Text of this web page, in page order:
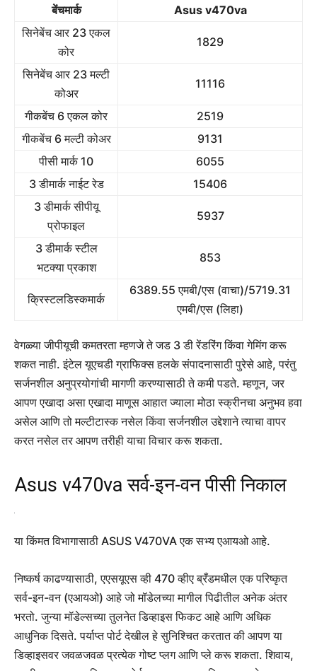
बेंचमार्क
Asus v470va
सिनेबेंच आर 23 एकल
कोर
1829
सिनेबेंच आर 23 मल्टी
कोअर
11116
गीकबेंच 6 एकल कोर
2519
गीकबेंच 6 मल्टी कोअर
9131
पीसी मार्क 10
6055
3 डीमार्क नाईट रेड
15406
3 डीमार्क सीपीयू
प्रोफाइल
5937
3 डीमार्क स्टील
भटक्या प्रकाश
853
क्रिस्टलडिस्कमार्क
6389.55 एमबी/एस (वाचा)/5719.31
एमबी/एस (लिहा)
वेगळ्या जीपीयूची कमतरता म्हणजे ते जड 3 डी रेंडरिंग किंवा गेमिंग करू
शकत नाही. इंटेल यूएचडी ग्राफिक्स हलके संपादनासाठी पुरेसे आहे, परंतु
सर्जनशील अनुप्रयोगांची मागणी करण्यासाठी ते कमी पडते. म्हणून, जर
आपण एखादा असा एखादा माणूस आहात ज्याला मोठा स्क्रीनचा अनुभव हवा
असेल आणि तो मल्टीटास्क नसेल किंवा सर्जनशील उद्देशाने त्याचा वापर
करत नसेल तर आपण तरीही याचा विचार करू शकता.
Asus v470va सर्व-इन-वन पीसी निकाल
या किंमत विभागासाठी ASUS V470VA एक सभ्य एआयओ आहे.
निष्कर्ष काढण्यासाठी, एएसयूएस व्ही 470 व्हीए ब्रँडमधील एक परिष्कृत
सर्व-इन-वन (एआयओ) आहे जो मॉडेलच्या मागील पिढीतील अनेक अंतर
भरतो. जुन्या मॉडेल्सच्या तुलनेत डिव्हाइस फिकट आहे आणि अधिक
आधुनिक दिसते. पर्याप्त पोर्ट देखील हे सुनिश्चित करतात की आपण या
डिव्हाइसवर जवळजवळ प्रत्येक गोष्ट प्लग आणि प्ले करू शकता. शिवाय,